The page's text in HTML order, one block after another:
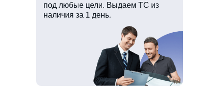
под любые цели. Выдаем ТС из
наличия за 1 день.